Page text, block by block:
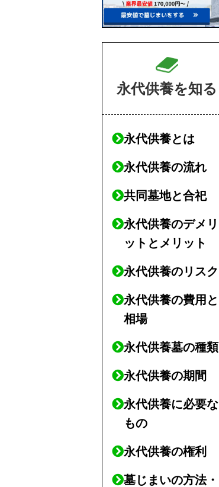
永代供養を知る
永代供養とは
永代供養の流れ
共同墓地と合祀
永代供養のデメリ
ットとメリット
永代供養のリスク
永代供養の費用と
相場
永代供養墓の種類
永代供養の期間
永代供養に必要な
もの
永代供養の権利
墓じまいの方法・